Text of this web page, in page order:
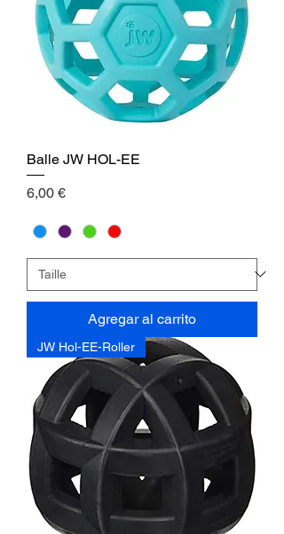
Balle JW HOL-EE
Precio
6,00 €
Agregar al carrito
JW Hol-EE-Roller